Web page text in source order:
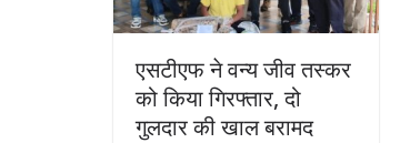
एसटीएफ ने वन्य जीव तस्कर
को किया गिरफ्तार, दो
गुलदार की खाल बरामद